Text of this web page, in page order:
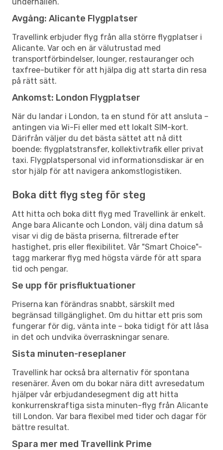
Avgång: Alicante Flygplatser
Travellink erbjuder flyg från alla större flygplatser i
Alicante. Var och en är välutrustad med
transportförbindelser, lounger, restauranger och
taxfree-butiker för att hjälpa dig att starta din resa
på rätt sätt.
Ankomst: London Flygplatser
När du landar i London, ta en stund för att ansluta –
antingen via Wi-Fi eller med ett lokalt SIM-kort.
Därifrån väljer du det bästa sättet att nå ditt
boende: flygplatstransfer, kollektivtrafik eller privat
taxi. Flygplatspersonal vid informationsdiskar är en
stor hjälp för att navigera ankomstlogistiken.
Boka ditt flyg steg för steg
Att hitta och boka ditt flyg med Travellink är enkelt.
Ange bara Alicante och London, välj dina datum så
visar vi dig de bästa priserna, filtrerade efter
hastighet, pris eller flexibilitet. Vår "Smart Choice"-
tagg markerar flyg med högsta värde för att spara
tid och pengar.
Se upp för prisfluktuationer
Priserna kan förändras snabbt, särskilt med
begränsad tillgänglighet. Om du hittar ett pris som
fungerar för dig, vänta inte – boka tidigt för att låsa
in det och undvika överraskningar senare.
Sista minuten-reseplaner
Travellink har också bra alternativ för spontana
resenärer. Även om du bokar nära ditt avresedatum
hjälper vår erbjudandesegment dig att hitta
konkurrenskraftiga sista minuten-flyg från Alicante
till London. Var bara flexibel med tider och dagar för
bättre resultat.
Spara mer med Travellink Prime